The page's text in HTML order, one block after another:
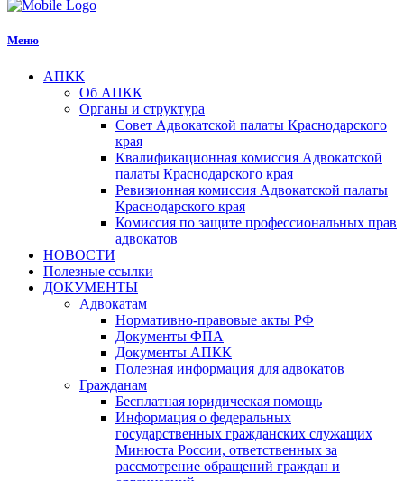
Меню
АПКК
Об АПКК
Органы и структура
Совет Адвокатской палаты Краснодарского
края
Квалификационная комиссия Адвокатской
палаты Краснодарского края
Ревизионная комиссия Адвокатской палаты
Краснодарского края
Комиссия по защите профессиональных прав
адвокатов
НОВОСТИ
Полезные ссылки
ДОКУМЕНТЫ
Адвокатам
Нормативно-правовые акты РФ
Документы ФПА
Документы АПКК
Полезная информация для адвокатов
Гражданам
Бесплатная юридическая помощь
Информация о федеральных
государственных гражданских служащих
Минюста России, ответственных за
рассмотрение обращений граждан и